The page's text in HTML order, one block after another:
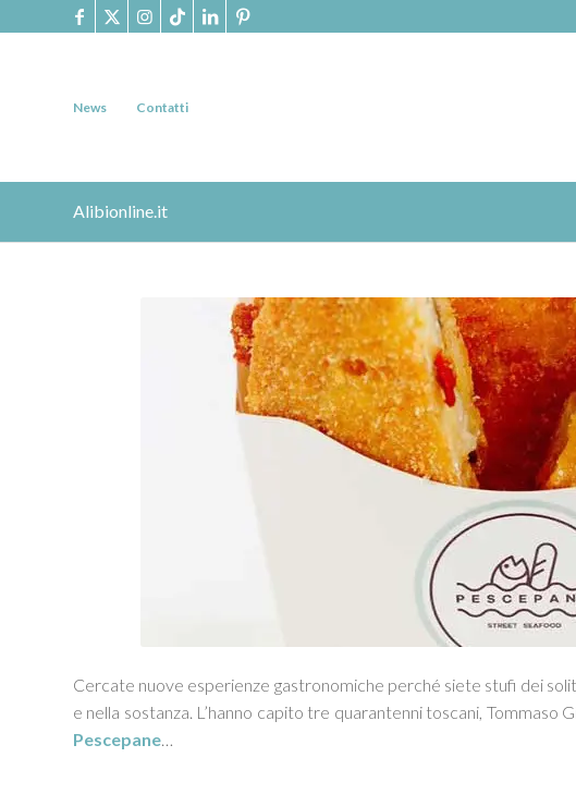
News Contatti
Alibionline.it
Cercate nuove esperienze gastronomiche perché siete stufi dei
e nella sostanza. L’hanno capito tre quarantenni toscani,
Pescepane…